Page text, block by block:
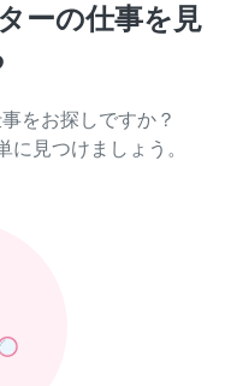
ーの仕事を見
をお探しですか？
見つけましょう。